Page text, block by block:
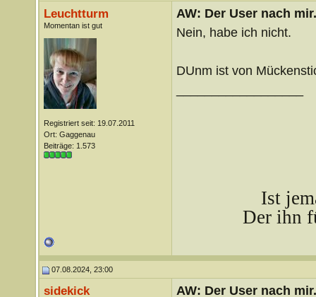
Leuchtturm
Momentan ist gut
Registriert seit: 19.07.2011
Ort: Gaggenau
Beiträge: 1.573
AW: Der User nach
Nein, habe ich nicht.
DUnm ist von
Ist
Der ihn
07.08.2024, 23:00
sidekick
AW: Der User nach